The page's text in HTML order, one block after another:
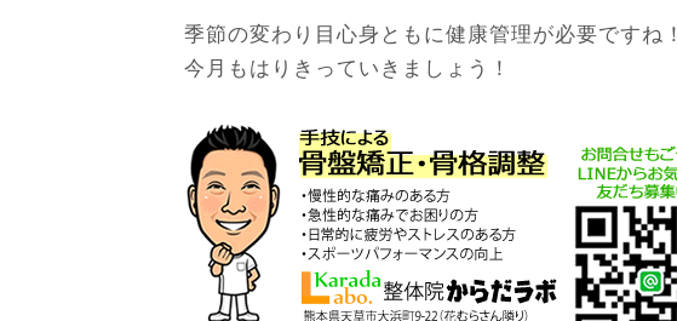
季節の変わり目心身ともに健康管理が必要ですね！
今月もはりきっていきましょう！